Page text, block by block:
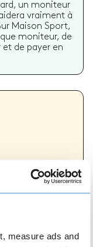
measure ads and
un moniteur
vraiment à
Maison Sport,
moniteur, de
et de payer en
snowboard sur
vérifiés des
choix d'un
qualité et les